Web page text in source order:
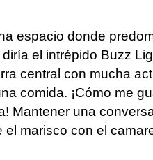
espacio donde
el intrépido Buzz
central con mucha
comida. ¡Cómo me
Mantener una
el marisco con el